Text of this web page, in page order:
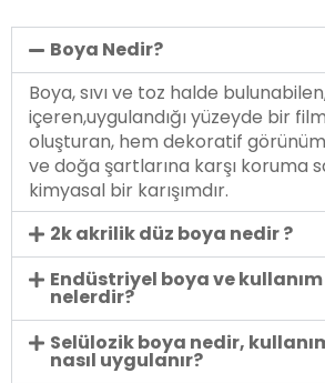
Boya Nedir?
Boya, sıvı ve toz halde
içeren,uygulandığı yüzeyde bir
oluşturan, hem dekoratif
ve doğa şartlarına karşı koruma
kimyasal bir karışımdır.
2k akrilik düz boya nedir ?
Endüstriyel boya ve
nelerdir?
Selülozik boya nedir,
nasıl uygulanır?